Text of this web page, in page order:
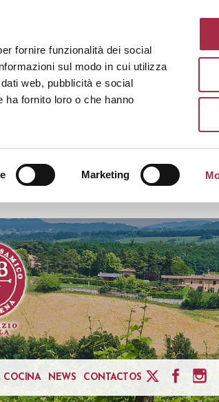
fornire funzionalità dei social
sul modo in cui utilizza
web, pubblicità e social
ha fornito loro o che hanno
Marketing
COCINA NEWS CONTACTOS